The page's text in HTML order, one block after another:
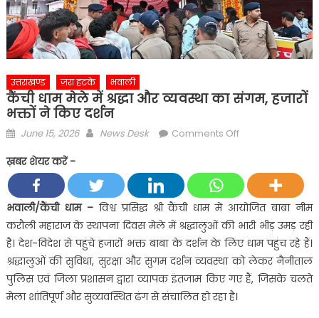
उत्तराखण्ड ज़रा हटके भवाली
कैंची धाम मेले में श्रद्धा और व्यवस्था का संगम, हजारों
भक्तों ने किए दर्शन
Posted
June 15, 2026 Author
News Desk Comments Offon
मेले
में
श्रद्धा
और
व्यवस्था
का
संगम,
ख़बर शेयर करें -
भवाली/कैंची धाम – विश्व प्रसिद्ध श्री कैंची धाम में आयोजित बाबा नीम
करौली महाराज के स्थापना दिवस मेले में श्रद्धालुओं की भारी भीड़ उमड़ रही
है। देश-विदेश से पहुंचे हजारों भक्त बाबा के दर्शन के लिए धाम पहुंच रहे हैं।
श्रद्धालुओं की सुविधा, सुरक्षा और सुगम दर्शन व्यवस्था को लेकर नैनीताल
पुलिस एवं जिला प्रशासन द्वारा व्यापक इंतजाम किए गए हैं, जिसके चलते
मेला शांतिपूर्ण और सुव्यवस्थित ढंग से संचालित हो रहा है।